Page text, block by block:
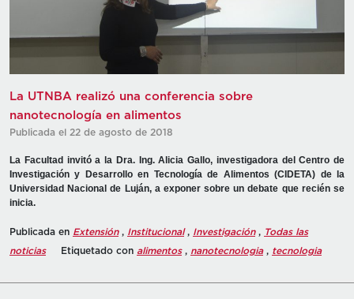
La UTNBA realizó una conferencia sobre
nanotecnología en alimentos
Publicada el 22 de agosto de 2018
La Facultad invitó a la Dra. Ing. Alicia Gallo, investigadora del Centro de
Investigación y Desarrollo en Tecnología de Alimentos (CIDETA) de la
Universidad Nacional de Luján, a exponer sobre un debate que recién se
inicia.
Publicada en Extensión, Institucional, Investigación, Todas las
noticias
Etiquetado con alimentos, nanotecnologia, tecnologia